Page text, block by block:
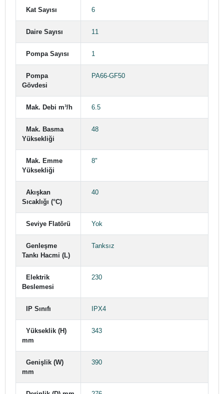
Kat Sayısı 6
Daire Sayısı 11
Pompa Sayısı 1
Pompa
Gövdesi
PA66-GF50
Mak. Debi m³/h 6.5
Mak. Basma
Yüksekliği
48
Mak. Emme
Yüksekliği
8"
Akışkan
Sıcaklığı (°C)
40
Seviye Flatörü Yok
Genleşme
Tankı Hacmi (L)
Tanksız
Elektrik
Beslemesi
230
IP Sınıfı IPX4
Yükseklik (H)
mm
343
Genişlik (W)
mm
390